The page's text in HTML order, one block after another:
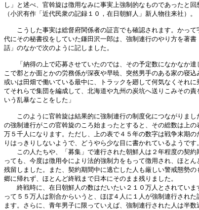
し」と述べ、官斡旋は徴用なみに事実上強制的なものであったと回
（小沢有作「近代民衆の記録１０，在日朝鮮人」新人物往来社）。
こうした事実は総督府関係者の証言でも確認されます。かって
代にその秘書役をしていた鎌田沢一郎は、強制連行のやり方を著書
話」のなかで次のように記しました。
「納得の上で応募させていたのでは、その予定数になかなか達
こで郡とか面とかの労務係が深夜や早暁、突然男手のある家の寝込
或いは田畑で働いている最中に、トラックを廻して何気なくそれに
てそれらで集団を編成して、北海道や九州の炭坑へ送りこみその責
いう乱暴なことをした」
このように官斡旋は結果的に強制連行の制度化につながりまし
の強制連行がこの官斡旋のころ始まったとすると、その総数は上の
万５千人になります。ただし、上の表で４５年の数字は戦争末期の
りはっきりしないようで、どうやら少な目に書かれているようです。
この人たちや、「募集」で連行された朝鮮人は２年程度の契約
っても、今度は徴用令により法的強制力をもって徴用され、ほとん
残留しました。また、契約期間中に逃亡した人も厳しい警戒態勢の
郷に帰れず、ほとんど終戦まで日本にそのまま残りました。
終戦時に、在日朝鮮人の数はだいたい２１０万人とされていま
って５５万人は割合からいうと、ほぼ４人に１人が強制連行された
ます。さらに、青年男子に限っていえば、強制連行された人は半数